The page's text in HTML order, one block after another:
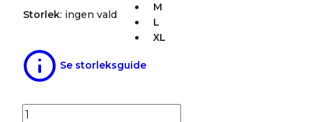
Storlek: ingen vald
M
L
XL
Se storleksguide
Linne